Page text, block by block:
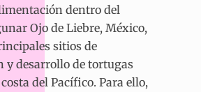
dentro del
Ojo de Liebre, México,
sitios de
y desarrollo de tortugas
del Pacífico. Para ello,